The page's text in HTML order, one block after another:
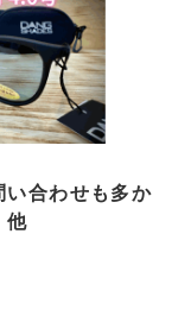
い合わせも多か
他